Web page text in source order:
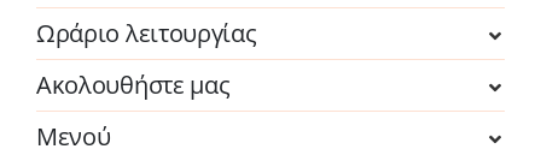
Ωράριο λειτουργίας
Ακολουθήστε μας
Μενού